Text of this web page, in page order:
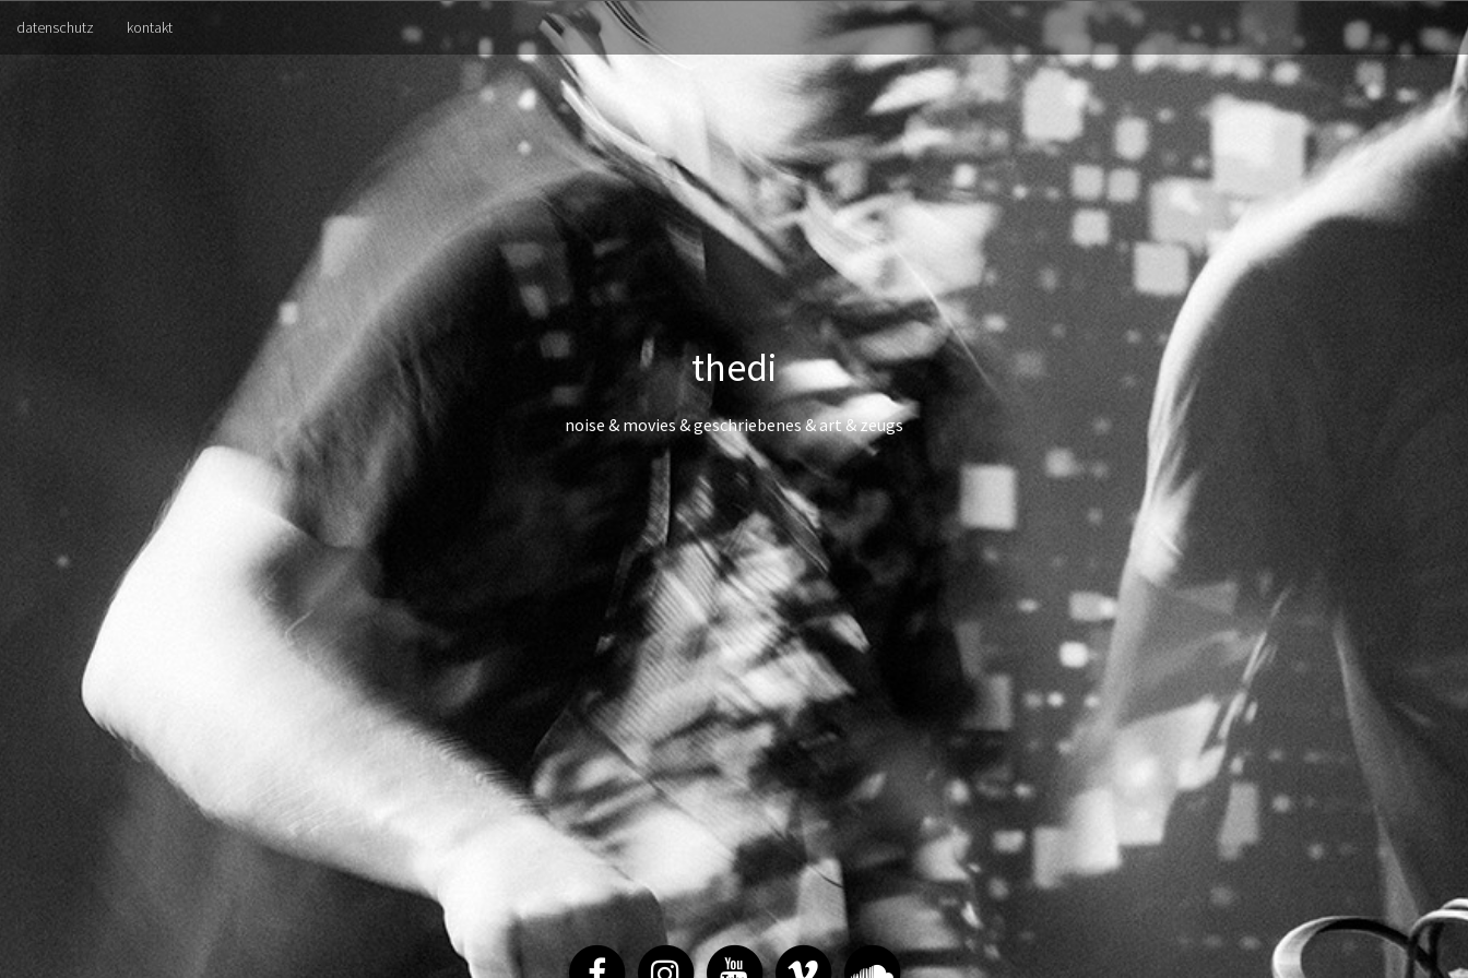
datenschutz kontakt
thedi
noise & movies & geschriebenes & art & zeugs